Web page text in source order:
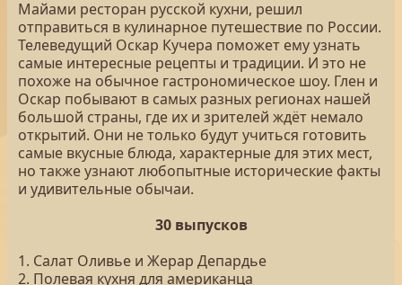
Майами ресторан русской кухни, решил
отправиться в кулинарное путешествие по России.
Телеведущий Оскар Кучера поможет ему узнать
самые интересные рецепты и традиции. И это не
похоже на обычное гастрономическое шоу. Глен и
Оскар побывают в самых разных регионах нашей
большой страны, где их и зрителей ждёт немало
открытий. Они не только будут учиться готовить
самые вкусные блюда, характерные для этих мест,
но также узнают любопытные исторические факты
и удивительные обычаи.
30 выпусков
1. Салат Оливье и Жерар Депардье
2. Полевая кухня для американца